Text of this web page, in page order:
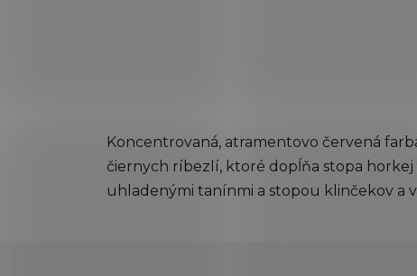
Koncentrovaná, atramentovo červená
čiernych ríbezlí, ktoré dopĺňa stopa
uhladenými tanínmi a stopou klinčekov a